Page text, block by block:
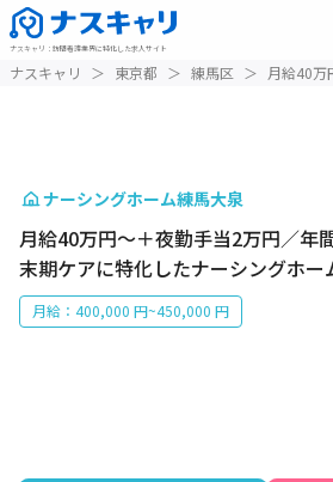
ナスキャリ ： 訪問看護業界に特化した求人サイト
ナスキャリ ＞ 東京都 ＞ 練馬区 ＞ 月給40万
ナーシングホーム練馬大泉
月給40万円～＋夜勤手当2万円／年
末期ケアに特化したナーシングホー
月給：400,000 円~450,000 円